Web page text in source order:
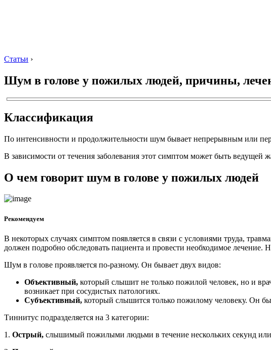
Статьи ›
Шум в голове у пожилых людей, причины,
Классификация
По интенсивности и продолжительности шум бывает непрерывным или
В зависимости от течения заболевания этот симптом может быть ведущей
О чем говорит шум в голове у пожилых людей
Рекомендуем
В некоторых случаях симптом появляется в связи с условиями труда,
должен подробно обследовать пациента и провести необходимое лечение.
Шум в голове проявляется по-разному. Он бывает двух видов:
Объективный, который слышит не только пожилой человек, но и
возникает при сосудистых патологиях.
Субъективный, который слышится только пожилому человеку. Он
Тиннитус подразделяется на 3 категории:
1. Острый, слышимый пожилыми людьми в течение нескольких секунд